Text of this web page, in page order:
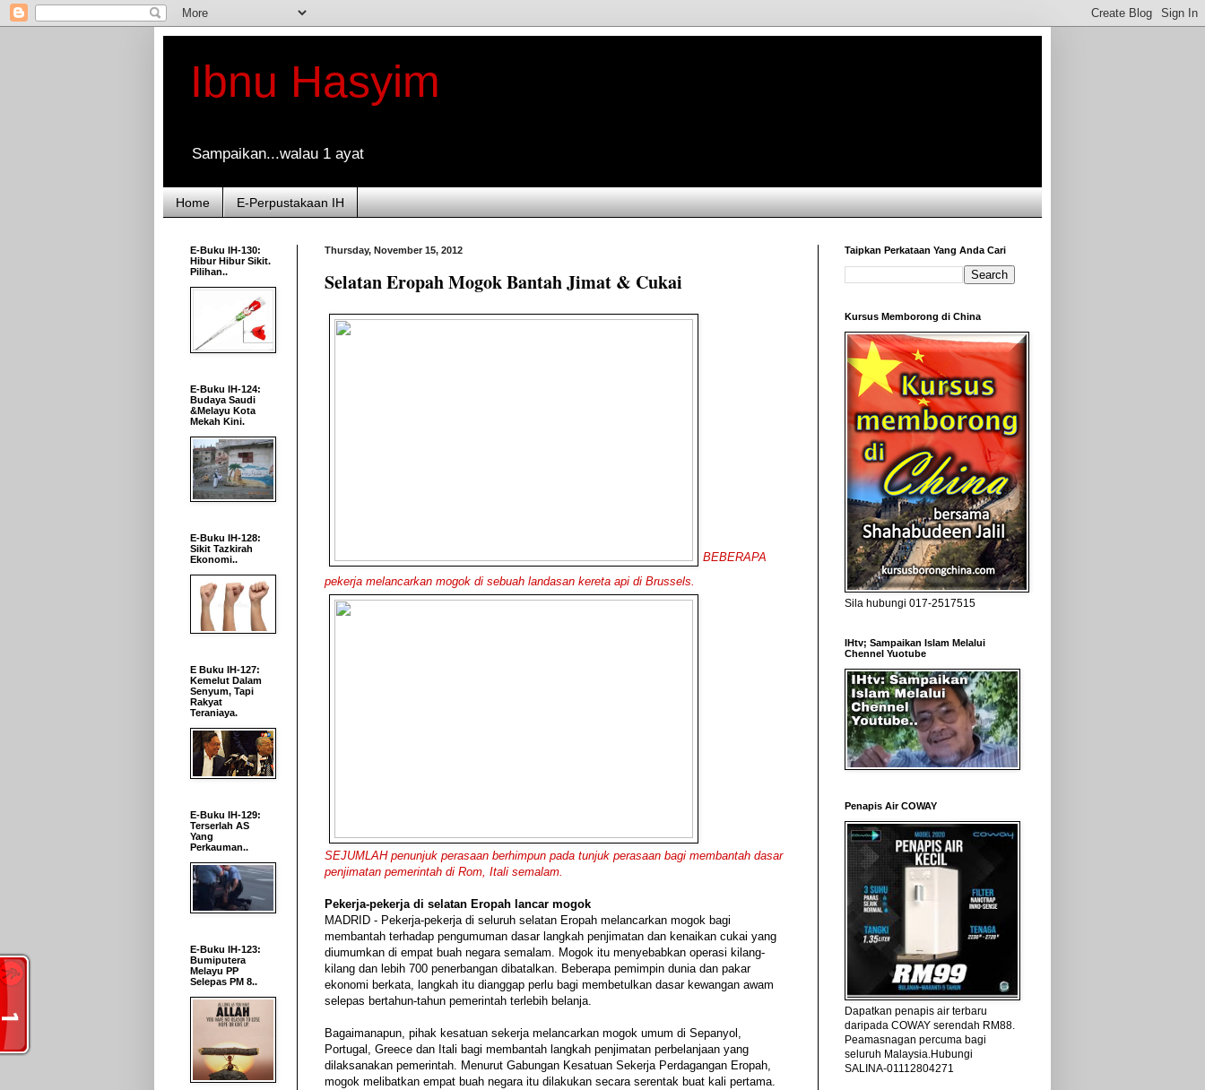
Ibnu Hasyim
Sampaikan...walau 1 ayat
Home E-Perpustakaan IH
Thursday, November 15, 2012
Selatan Eropah Mogok Bantah Jimat & Cukai
BEBERAPA
pekerja melancarkan mogok di sebuah landasan kereta api di Brussels.
SEJUMLAH penunjuk perasaan berhimpun pada tunjuk perasaan bagi membantah dasar
penjimatan pemerintah di Rom, Itali semalam.
Pekerja-pekerja di selatan Eropah lancar mogok
MADRID - Pekerja-pekerja di seluruh selatan Eropah melancarkan mogok bagi
membantah terhadap pengumuman dasar langkah penjimatan dan kenaikan cukai yang
diumumkan di empat buah negara semalam. Mogok itu menyebabkan operasi kilang-
kilang dan lebih 700 penerbangan dibatalkan. Beberapa pemimpin dunia dan pakar
ekonomi berkata, langkah itu dianggap perlu bagi membetulkan dasar kewangan awam
selepas bertahun-tahun pemerintah terlebih belanja.
Bagaimanapun, pihak kesatuan sekerja melancarkan mogok umum di Sepanyol,
Portugal, Greece dan Itali bagi membantah langkah penjimatan perbelanjaan yang
dilaksanakan pemerintah. Menurut Gabungan Kesatuan Sekerja Perdagangan Eropah,
mogok melibatkan empat buah negara itu dilakukan secara serentak buat kali pertama.
E-Buku IH-130:
Hibur Hibur Sikit.
Pilihan..
E-Buku IH-124:
Budaya Saudi
&Melayu Kota
Mekah Kini.
E-Buku IH-128:
Sikit Tazkirah
Ekonomi..
E Buku IH-127:
Kemelut Dalam
Senyum, Tapi
Rakyat
Teraniaya.
E-Buku IH-129:
Terserlah AS
Yang
Perkauman..
E-Buku IH-123:
Bumiputera
Melayu PP
Selepas PM 8..
Taipkan Perkataan Yang Anda Cari
Kursus Memborong di China
Sila hubungi 017-2517515
IHtv; Sampaikan Islam Melalui
Chennel Yuotube
Penapis Air COWAY
Dapatkan penapis air terbaru
daripada COWAY serendah RM88.
Peamasnagan percuma bagi
seluruh Malaysia.Hubungi
SALINA-01112804271